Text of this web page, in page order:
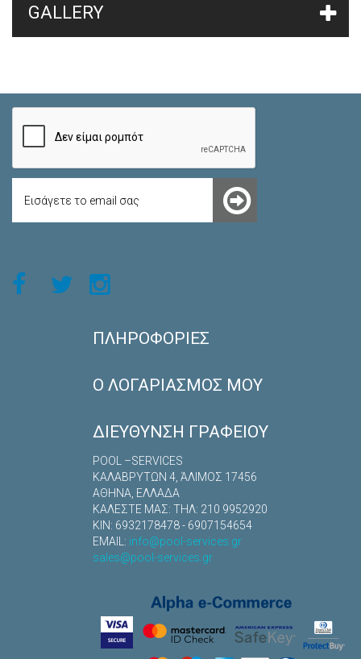
GALLERY
ΠΛΗΡΟΦΟΡΊΕΣ
Ο ΛΟΓΑΡΙΑΣΜΌΣ ΜΟΥ
ΔΙΕΎΘΥΝΣΗ ΓΡΑΦΕΊΟΥ
POOL –SERVICES
ΚΑΛΑΒΡYΤΩΝ 4, ΆΛΙΜΟΣ 17456
ΑΘΗΝΑ, ΕΛΛΑΔΑ
ΚΑΛΕΣΤΕ ΜΑΣ: TΗΛ: 210 9952920
ΚΙΝ: 6932178478 - 6907154654
EMAIL: info@pool-services.gr
sales@pool-services.gr